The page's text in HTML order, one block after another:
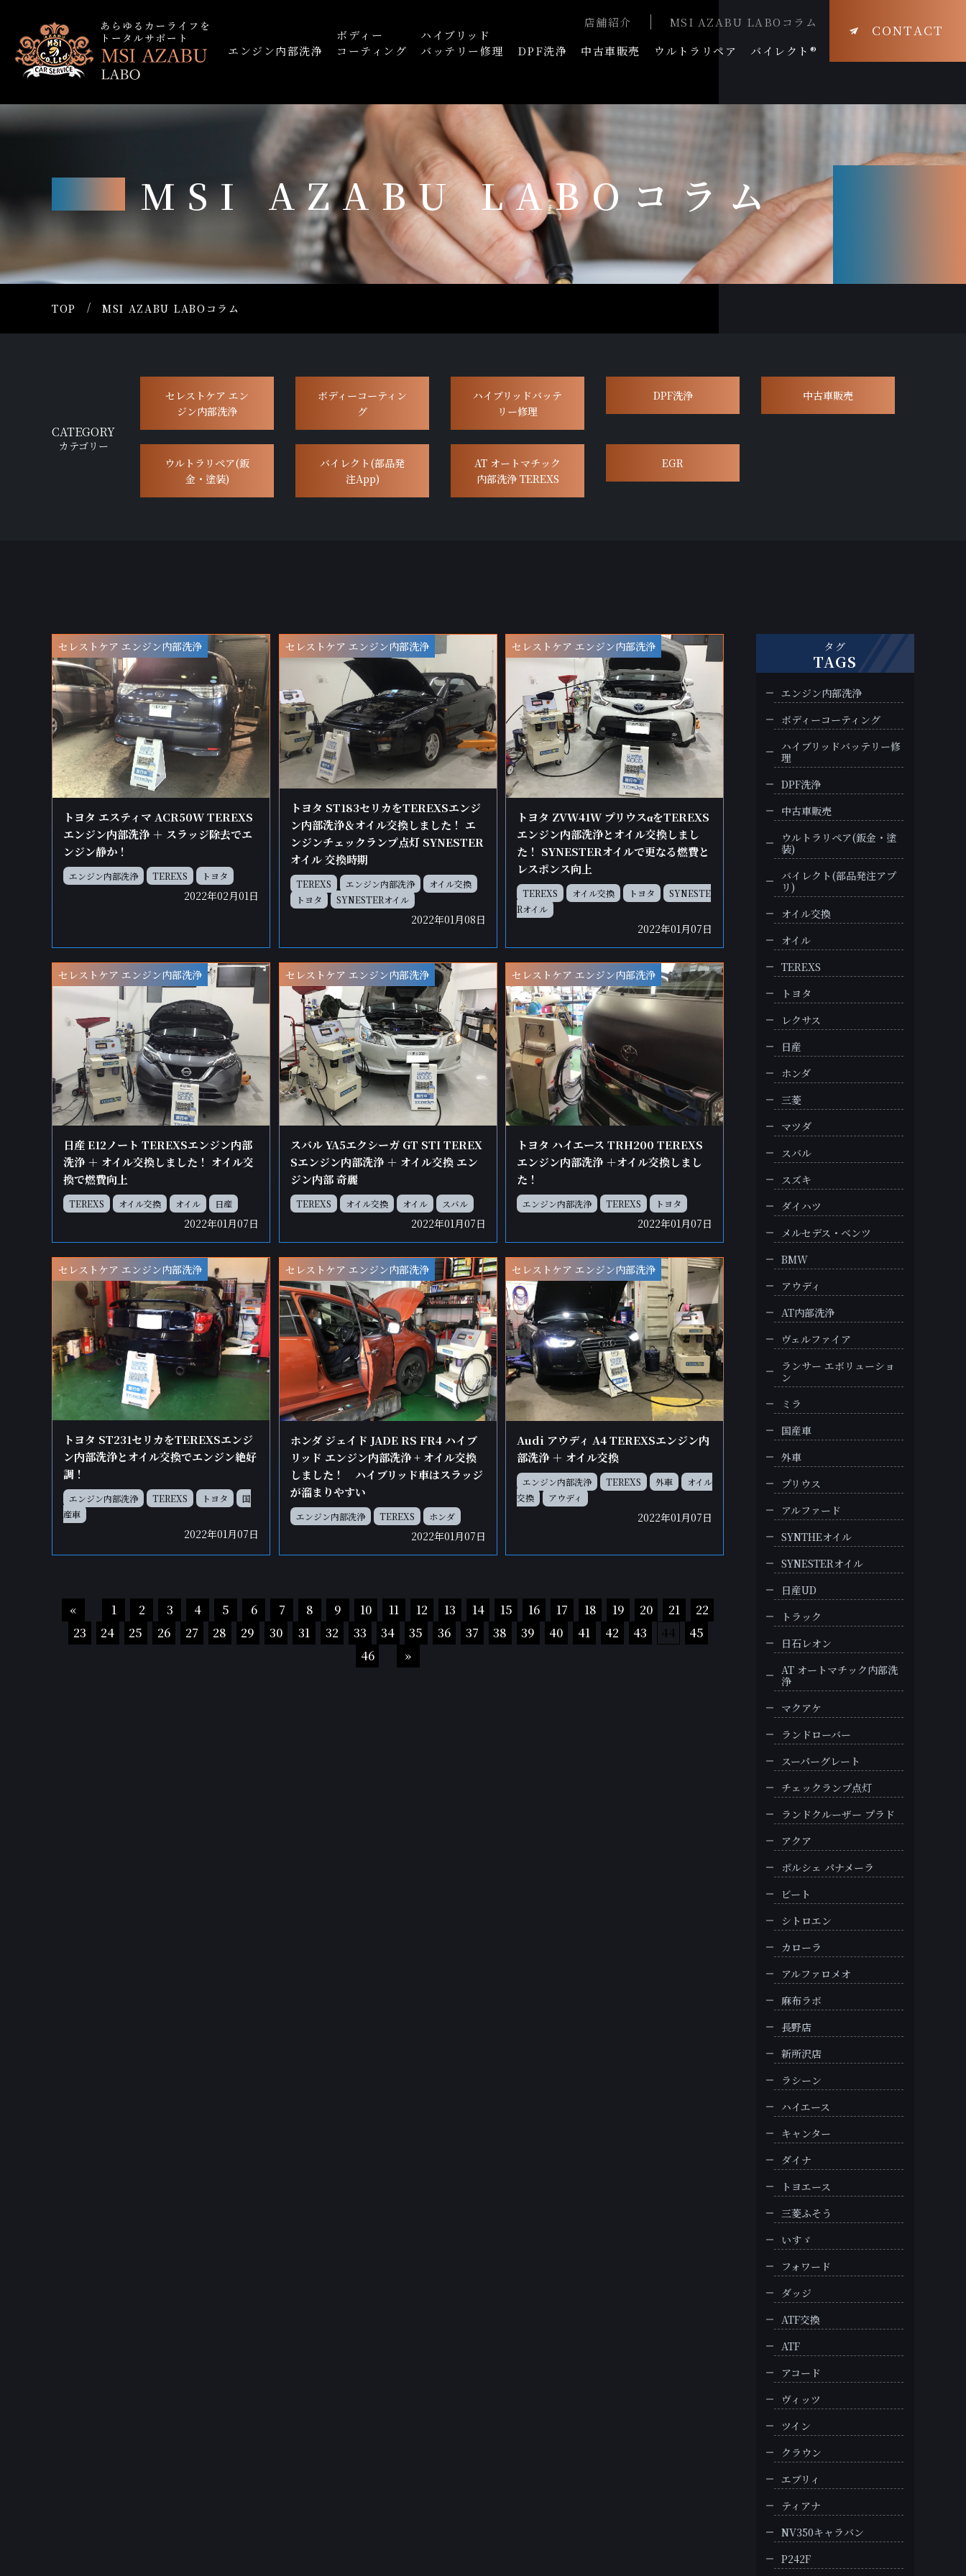
店舗紹介
MSI AZABU LABOコラム
エンジン内部洗浄
ボディー
コーティング
ハイブリッド
バッテリー修理
DPF洗浄 中古車販売 ウルトラリペア バイレクト®
CONTACT
MSI AZABU LABOコラム
TOP MSI AZABU LABOコラム
CATEGORY
カテゴリー
セレストケア エン
ジン内部洗浄
ボディーコーティン
グ
ハイブリッドバッテ
リー修理
DPF洗浄 中古車販売
ウルトラリペア(鈑
金・塗装)
バイレクト(部品発
注App)
AT オートマチック
内部洗浄 TEREXS
EGR
セレストケア エンジン内部洗浄
トヨタ エスティマ ACR50W TEREXS
エンジン内部洗浄 ＋ スラッジ除去でエ
ンジン静か！
エンジン内部洗浄 TEREXS トヨタ
2022年02月01日
セレストケア エンジン内部洗浄
トヨタ ST183セリカをTEREXSエンジ
ン内部洗浄＆オイル交換しました！ エ
ンジンチェックランプ点灯 SYNESTER
オイル 交換時期
TEREXS エンジン内部洗浄
オイル交換
トヨタ
SYNESTERオイル
2022年01月08日
セレストケア エンジン内部洗浄
トヨタ ZVW41W プリウスαをTEREXS
エンジン内部洗浄とオイル交換しまし
た！ SYNESTERオイルで更なる燃費と
レスポンス向上
TEREXS オイル交換 トヨタ
SYNESTE
Rオイル
2022年01月07日
セレストケア エンジン内部洗浄
日産 E12ノート TEREXSエンジン内部
洗浄 ＋ オイル交換しました！ オイル交
換で燃費向上
TEREXS オイル交換 オイル 日産
2022年01月07日
セレストケア エンジン内部洗浄
スバル YA5エクシーガ GT STI TEREX
Sエンジン内部洗浄 ＋ オイル交換 エン
ジン内部 奇麗
TEREXS オイル交換 オイル スバル
2022年01月07日
セレストケア エンジン内部洗浄
トヨタ ハイエース TRH200 TEREXS
エンジン内部洗浄 ＋オイル交換しまし
た！
エンジン内部洗浄 TEREXS トヨタ
2022年01月07日
セレストケア エンジン内部洗浄
トヨタ ST231セリカをTEREXSエンジ
ン内部洗浄とオイル交換でエンジン絶好
調！
エンジン内部洗浄 TEREXS トヨタ
国
産車
2022年01月07日
セレストケア エンジン内部洗浄
ホンダ ジェイド JADE RS FR4 ハイブ
リッド エンジン内部洗浄 + オイル交換
しました！ ハイブリッド車はスラッジ
が溜まりやすい
エンジン内部洗浄 TEREXS ホンダ
2022年01月07日
セレストケア エンジン内部洗浄
Audi アウディ A4 TEREXSエンジン内
部洗浄 ＋ オイル交換
エンジン内部洗浄 TEREXS 外車
オイル
交換
アウディ
2022年01月07日
« 1 2 3 4 5 6 7 8 9 10 11 12 13 14 15 16 17 18 19 20 21
22
23
24 25 26 27 28 29 30 31 32 33 34 35 36 37 38 39 40 41 42 43 44
45
46
»
タグ
TAGS
エンジン内部洗浄
ボディーコーティング
ハイブリッドバッテリー修
理
DPF洗浄
中古車販売
ウルトラリペア(鈑金・塗
装)
バイレクト(部品発注アプ
リ)
オイル交換
オイル
TEREXS
トヨタ
レクサス
日産
ホンダ
三菱
マツダ
スバル
スズキ
ダイハツ
メルセデス・ベンツ
BMW
アウディ
AT内部洗浄
ヴェルファイア
ランサー エボリューショ
ン
ミラ
国産車
外車
プリウス
アルファード
SYNTHEオイル
SYNESTERオイル
日産UD
トラック
日石レオン
AT オートマチック内部洗
浄
マクアケ
ランドローバー
スーパーグレート
チェックランプ点灯
ランドクルーザー プラド
アクア
ポルシェ パナメーラ
ビート
シトロエン
カローラ
アルファロメオ
麻布ラボ
長野店
新所沢店
ラシーン
ハイエース
キャンター
ダイナ
トヨエース
三菱ふそう
いすゞ
フォワード
ダッジ
ATF交換
ATF
アコード
ヴィッツ
ツイン
クラウン
エブリィ
ティアナ
NV350キャラバン
P242F